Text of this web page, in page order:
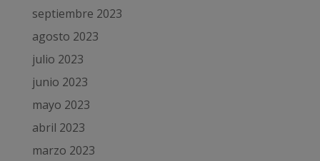
septiembre 2023
agosto 2023
julio 2023
junio 2023
mayo 2023
abril 2023
marzo 2023